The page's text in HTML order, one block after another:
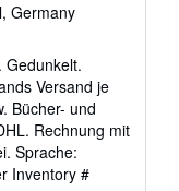
Germany
Gedunkelt.
Versand je
Bücher- und
Rechnung mit
Sprache:
Inventory #